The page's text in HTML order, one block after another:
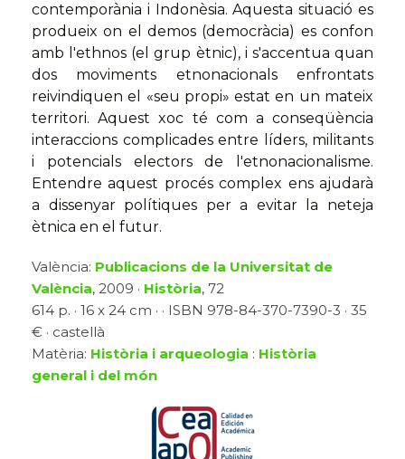
contemporània i Indonèsia. Aquesta situació es
produeix on el demos (democràcia) es confon
amb l'ethnos (el grup ètnic), i s'accentua quan
dos moviments etnonacionals enfrontats
reivindiquen el «seu propi» estat en un mateix
territori. Aquest xoc té com a conseqüència
interaccions complicades entre líders, militants
i potencials electors de l'etnonacionalisme.
Entendre aquest procés complex ens ajudarà
a dissenyar polítiques per a evitar la neteja
ètnica en el futur.
València: Publicacions de la Universitat de
València, 2009 · Història, 72
614 p. · 16 x 24 cm · · ISBN 978-84-370-7390-3 · 35
€ · castellà
Matèria: Història i arqueologia : Història
general i del món